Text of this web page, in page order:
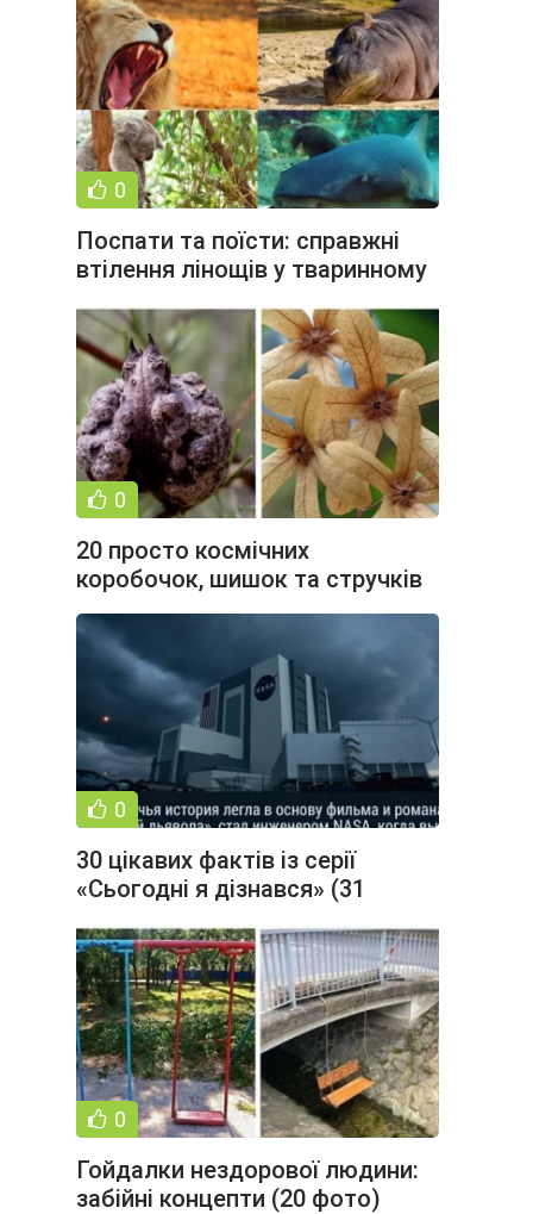
0
Поспати та поїсти: справжні
втілення лінощів у тваринному
0
20 просто космічних
коробочок, шишок та стручків
(20 фото)
0
30 цікавих фактів із серії
«Сьогодні я дізнався» (31
0
Гойдалки нездорової людини:
забійні концепти (20 фото)